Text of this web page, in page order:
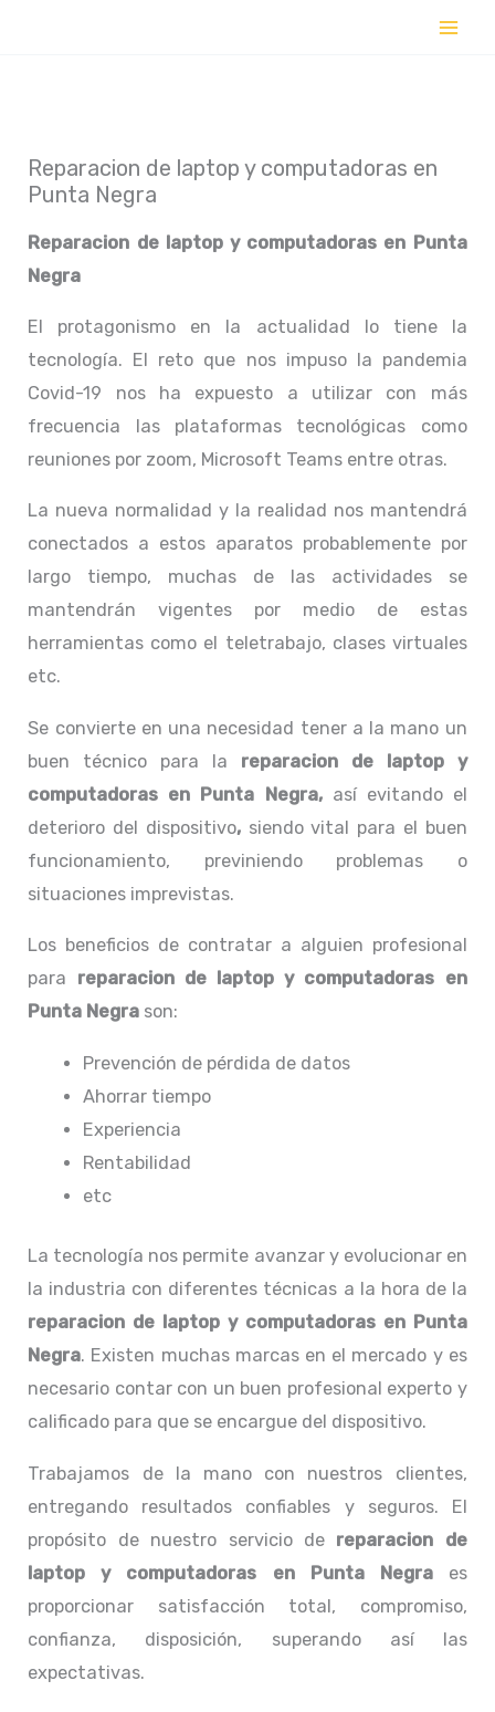
Reparacion de laptop y computadoras en
Punta Negra
Reparacion de laptop y computadoras en Punta
Negra
El protagonismo en la actualidad lo tiene la
tecnología. El reto que nos impuso la pandemia
Covid-19 nos ha expuesto a utilizar con más
frecuencia las plataformas tecnológicas como
reuniones por zoom, Microsoft Teams entre otras.
La nueva normalidad y la realidad nos mantendrá
conectados a estos aparatos probablemente por
largo tiempo, muchas de las actividades se
mantendrán vigentes por medio de estas
herramientas como el teletrabajo, clases virtuales
etc.
Se convierte en una necesidad tener a la mano un
buen técnico para la reparacion de laptop y
computadoras en Punta Negra, así evitando el
deterioro del dispositivo, siendo vital para el buen
funcionamiento, previniendo problemas o
situaciones imprevistas.
Los beneficios de contratar a alguien profesional
para reparacion de laptop y computadoras en
Punta Negra son:
Prevención de pérdida de datos
Ahorrar tiempo
Experiencia
Rentabilidad
etc
La tecnología nos permite avanzar y evolucionar en
la industria con diferentes técnicas a la hora de la
reparacion de laptop y computadoras en Punta
Negra. Existen muchas marcas en el mercado y es
necesario contar con un buen profesional experto y
calificado para que se encargue del dispositivo.
Trabajamos de la mano con nuestros clientes,
entregando resultados confiables y seguros. El
propósito de nuestro servicio de reparacion de
laptop y computadoras en Punta Negraes
proporcionar satisfacción total, compromiso,
confianza, disposición, superando así las
expectativas.